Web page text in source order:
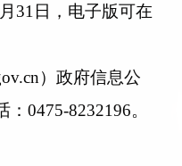
31日，电子版可在
）政府信息公
0475-8232196。